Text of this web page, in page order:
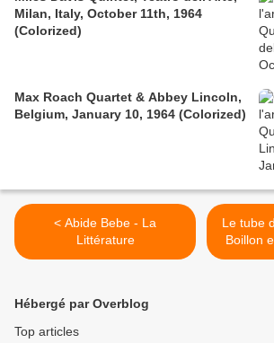
Milan, Italy, October 11th, 1964
(Colorized)
Max Roach Quartet & Abbey Lincoln,
Belgium, January 10, 1964 (Colorized)
< Abide Bebe - La
Littérature
Le tube
Boillon
Hébergé par Overblog
Top articles